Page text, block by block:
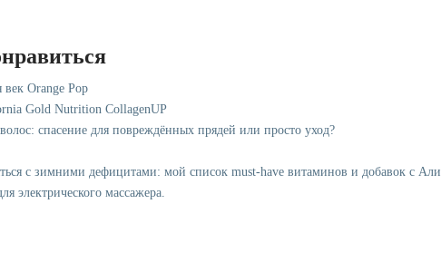
век Orange Pop
Gold Nutrition CollagenUP
спасение для повреждённых прядей или просто уход?
с зимними дефицитами: мой список must-have витаминов и добавок с Али
электрического массажера.